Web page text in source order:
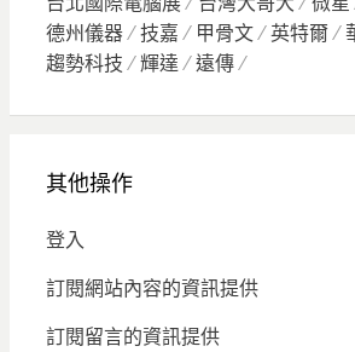
德州儀器
技嘉 甲骨文 英特爾
趨勢科技
輝達 遠傳
其他操作
登入
訂閱網站內容的資訊提供
訂閱留言的資訊提供